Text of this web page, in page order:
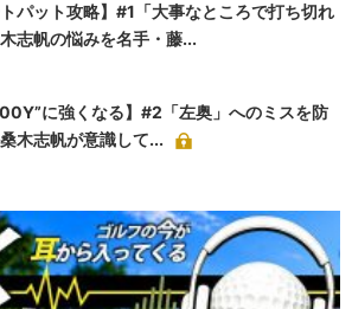
トパット攻略】#1「大事なところで打ち切れ
志帆の悩みを名手・藤...
に強くなる】#2「左奥」へのミスを防
木志帆が意識して...